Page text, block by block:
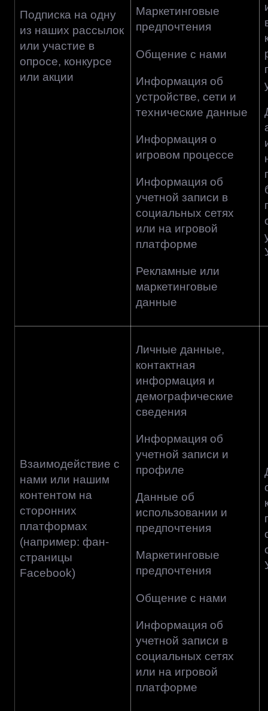
Подписка на одну
из наших рассылок
или участие в
опросе, конкурсе
или акции
Маркетинговые
предпочтения
Общение с нами
Информация об
устройстве, сети и
технические данные
Информация о
игровом процессе
Информация об
учетной записи в
социальных сетях
или на игровой
платформе
Рекламные или
маркетинговые
данные
Взаимодействие с
нами или нашим
контентом на
сторонних
платформах
(например: фан-
страницы
Facebook)
Личные данные,
контактная
информация и
демографические
сведения
Информация об
учетной записи и
профиле
Данные об
использовании и
предпочтения
Маркетинговые
предпочтения
Общение с нами
Информация об
учетной записи в
социальных сетях
или на игровой
платформе